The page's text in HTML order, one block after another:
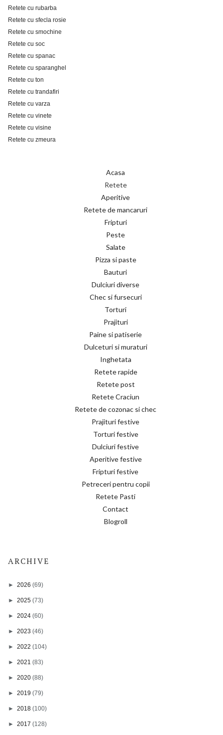
Retete cu rubarba
Retete cu sfecla rosie
Retete cu smochine
Retete cu soc
Retete cu spanac
Retete cu sparanghel
Retete cu ton
Retete cu trandafiri
Retete cu varza
Retete cu vinete
Retete cu visine
Retete cu zmeura
Acasa
Retete
Aperitive
Retete de mancaruri
Fripturi
Peste
Salate
Pizza si paste
Bauturi
Dulciuri diverse
Chec si fursecuri
Torturi
Prajituri
Paine si patiserie
Dulceturi si muraturi
Inghetata
Retete rapide
Retete post
Retete Craciun
Retete de cozonac si chec
Prajituri festive
Torturi festive
Dulciuri festive
Aperitive festive
Fripturi festive
Petreceri pentru copii
Retete Pasti
Contact
Blogroll
ARCHIVE
► 2026 (69)
► 2025 (73)
► 2024 (60)
► 2023 (46)
► 2022 (104)
► 2021 (83)
► 2020 (88)
► 2019 (79)
► 2018 (100)
► 2017 (128)